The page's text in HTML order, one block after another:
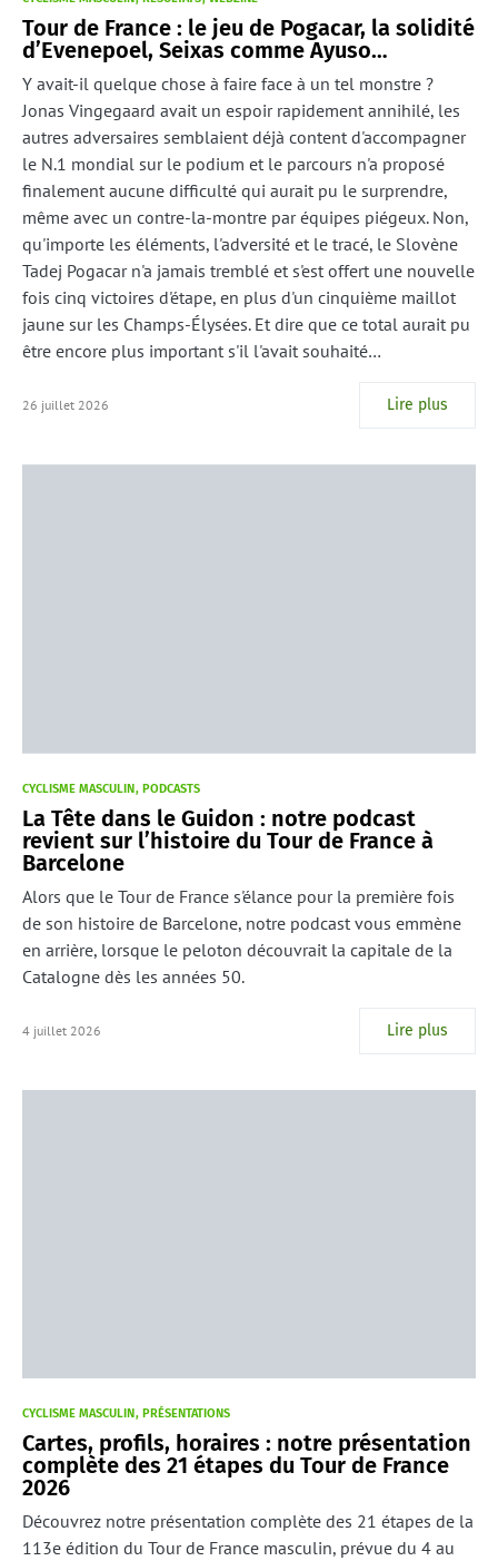
Tour de France : le jeu de Pogacar, la solidité
d’Evenepoel, Seixas comme Ayuso…
Y avait-il quelque chose à faire face à un tel monstre ?
Jonas Vingegaard avait un espoir rapidement annihilé, les
autres adversaires semblaient déjà content d'accompagner
le N.1 mondial sur le podium et le parcours n'a proposé
finalement aucune difficulté qui aurait pu le surprendre,
même avec un contre-la-montre par équipes piégeux. Non,
qu'importe les éléments, l'adversité et le tracé, le Slovène
Tadej Pogacar n'a jamais tremblé et s'est offert une nouvelle
fois cinq victoires d'étape, en plus d'un cinquième maillot
jaune sur les Champs-Élysées. Et dire que ce total aurait pu
être encore plus important s'il l'avait souhaité…
26 juillet 2026 Lire plus
CYCLISME MASCULIN PODCASTS
La Tête dans le Guidon : notre podcast
revient sur l’histoire du Tour de France à
Barcelone
Alors que le Tour de France s'élance pour la première fois
de son histoire de Barcelone, notre podcast vous emmène
en arrière, lorsque le peloton découvrait la capitale de la
Catalogne dès les années 50.
4 juillet 2026 Lire plus
CYCLISME MASCULIN PRÉSENTATIONS
Cartes, profils, horaires : notre présentation
complète des 21 étapes du Tour de France
2026
Découvrez notre présentation complète des 21 étapes de la
113e édition du Tour de France masculin, prévue du 4 au